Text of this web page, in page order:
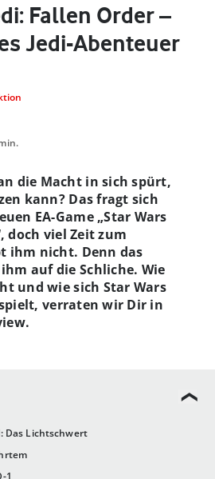
Fallen Order –
Jedi-Abenteuer
Das Lichtschwert
1
die Macht in sich spürt,
kann? Das fragt sich
EA-Game „Star Wars
doch viel Zeit zum
ihm nicht. Denn das
auf die Schliche. Wie
und wie sich Star Wars
verraten wir Dir in